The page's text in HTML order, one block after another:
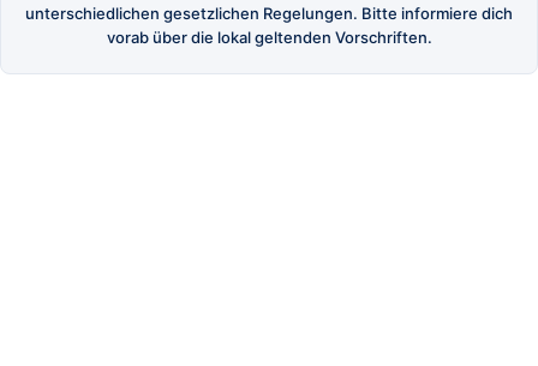
unterschiedlichen gesetzlichen Regelungen. Bitte informiere dich
vorab über die lokal geltenden Vorschriften.